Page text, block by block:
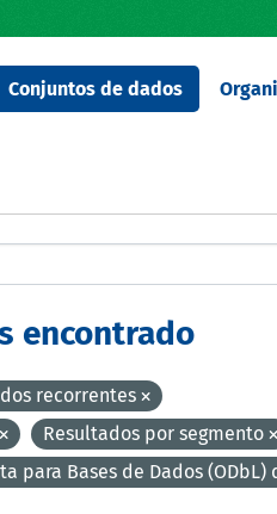
Conjuntos de dados
encontrado
recorrentes
Resultados por segmento
para Bases de Dados (ODbL)